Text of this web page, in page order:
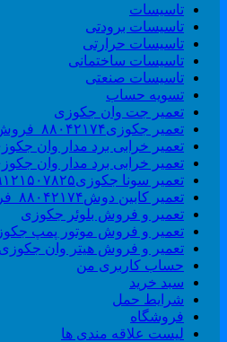
تاسیسات
تاسیسات برودتی
تاسیسات حرارتی
تاسیسات ساختمانی
تاسیسات صنعتی
تسویه حساب
تعمیر جت وان جکوزی
تعمیر جکوزی۸۸۰۴۲۱۷۴_فروش وان_جکوزی
تعمیر خرابی برد مدار وان جکوزی
تعمیر خرابی برد مدار وان جکوزی
تعمیر سونا جکوزی۰۹۱۲۱۵۰۷۸۲۵#| Sauna | Jacuzzi
تعمیر کابین دوش۸۸۰۴۲۱۷۴_فروش کابین دوش
تعمیر و فروش بلوئر جکوزی
تعمیر و فروش موتور پمپ جکوزی
تعمیر و فروش هیتر وان جکوزی
حساب کاربری من
سبد خرید
شرایط حمل
فروشگاه
لیست علاقه مندی ها